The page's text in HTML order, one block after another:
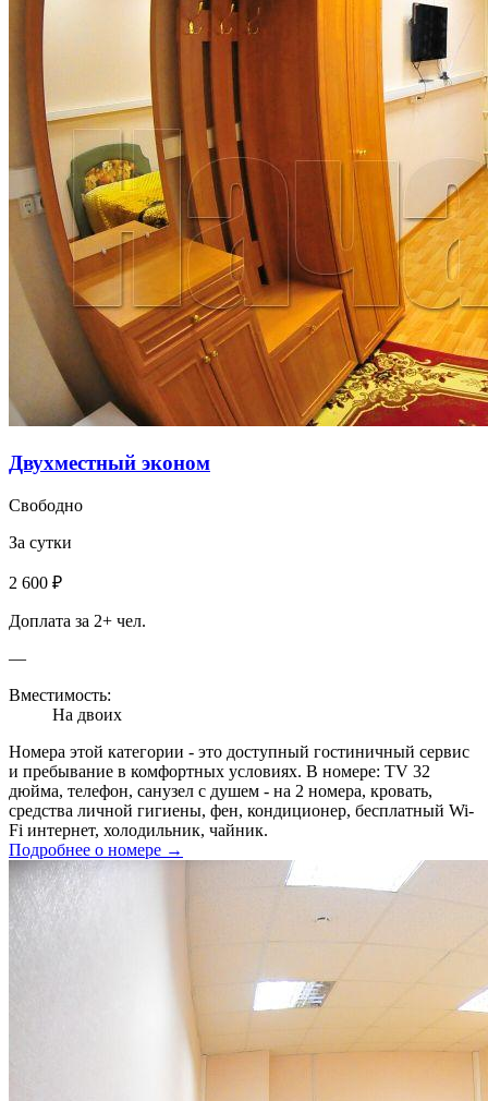
Двухместный эконом
Свободно
За сутки
2 600 ₽
Доплата за 2+ чел.
—
Вместимость:
На двоих
Номера этой категории - это доступный гостиничный сервис
и пребывание в комфортных условиях. В номере: TV 32
дюйма, телефон, санузел с душем - на 2 номера, кровать,
средства личной гигиены, фен, кондиционер, бесплатный Wi-
Fi интернет, холодильник, чайник.
Подробнее о номере →